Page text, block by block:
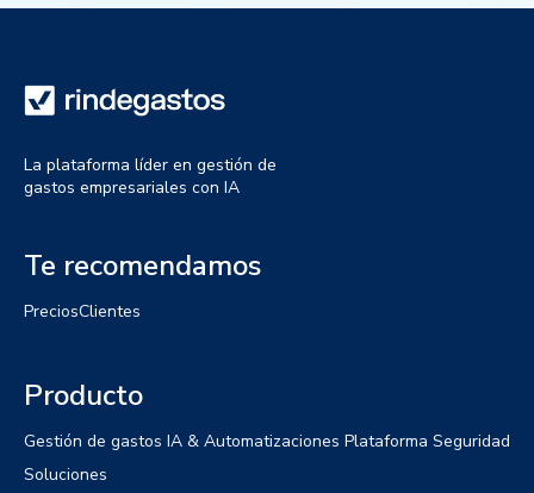
La plataforma líder en gestión de
gastos empresariales con IA
Te recomendamos
PreciosClientes
Producto
Gestión de gastos IA & Automatizaciones Plataforma Seguridad
Soluciones